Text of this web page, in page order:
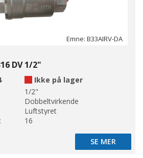
Emne: B33AIRV-DA
DV 1/2"
Ikke på lager
1/2"
Dobbeltvirkende
Luftstyret
16
SE MER
SE MER